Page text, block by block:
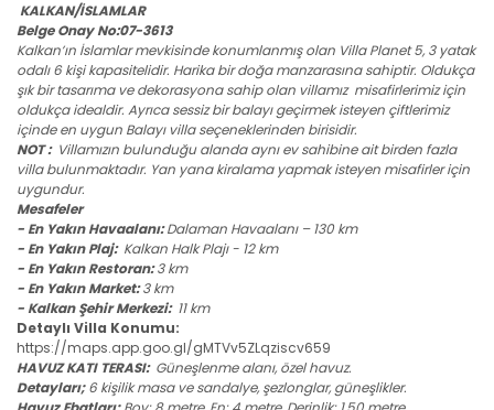
KALKAN/İSLAMLAR
Belge Onay No:07-3613
Kalkan’ın İslamlar mevkisinde konumlanmış olan Villa Planet 5, 3 yatak
odalı 6 kişi kapasitelidir. Harika bir doğa manzarasına sahiptir. Oldukça
şık bir tasarıma ve dekorasyona sahip olan villamız misafirlerimiz için
oldukça idealdir. Ayrıca sessiz bir balayı geçirmek isteyen çiftlerimiz
içinde en uygun Balayı villa seçeneklerinden birisidir.
NOT : Villamızın bulunduğu alanda aynı ev sahibine ait birden fazla
villa bulunmaktadır. Yan yana kiralama yapmak isteyen misafirler için
uygundur.
Mesafeler
- En Yakın Havaalanı:Dalaman Havaalanı – 130 km
- En Yakın Plaj: Kalkan Halk Plajı - 12 km
- En Yakın Restoran:3 km
- En Yakın Market:3 km
- Kalkan Şehir Merkezi: 11 km
Detaylı Villa Konumu:
https://maps.app.goo.gl/gMTVv5ZLqziscv659
HAVUZ KATI TERASI:Güneşlenme alanı, özel havuz.
Detayları;6 kişilik masa ve sandalye, şezlonglar, güneşlikler.